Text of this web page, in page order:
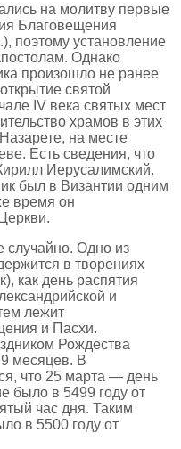
на молитву первые
Благовещения
поэтому установление
Однако
произошло не ранее
святой
IV века святых мест
храмов в этих
на месте
Есть сведения, что
Иерусалимский.
был в Византии одним
время он
Одно из
в творениях
как день распятия
и
лежит
и Пасхи.
Рождества
месяцев. В
что 25 марта — день
было в 5499 году от
час дня. Таким
в 5500 году от